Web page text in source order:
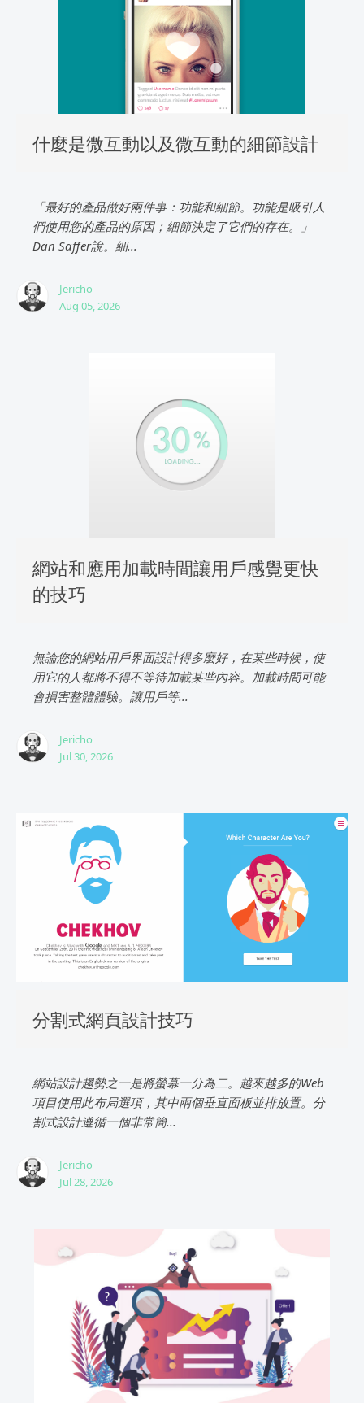
什麼是微互動以及微互動的細節設計
「最好的產品做好兩件事：功能和細節。功能是吸引人
們使用您的產品的原因；細節決定了它們的存在。」
Dan Saffer說。細...
Jericho
Aug 05, 2026
網站和應用加載時間讓用戶感覺更快
的技巧
無論您的網站用戶界面設計得多麼好，在某些時候，使
用它的人都將不得不等待加載某些內容。加載時間可能
會損害整體體驗。讓用戶等...
Jericho
Jul 30, 2026
分割式網頁設計技巧
網站設計趨勢之一是將螢幕一分為二。越來越多的Web
項目使用此布局選項，其中兩個垂直面板並排放置。分
割式設計遵循一個非常簡...
Jericho
Jul 28, 2026